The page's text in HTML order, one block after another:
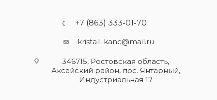
+7 (863) 333-01-70
kristall-kanc@mail.ru
346715, Ростовская область​,
Аксайский район, пос. Янтарный,
Индустриальная 17